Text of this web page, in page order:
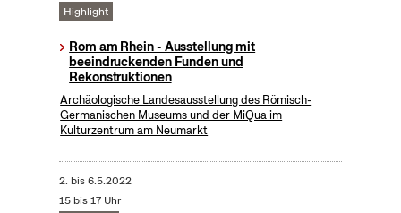
Highlight
Rom am Rhein - Ausstellung mit
beeindruckenden Funden und
Rekonstruktionen
Archäologische Landesausstellung des Römisch-
Germanischen Museums und der MiQua im
Kulturzentrum am Neumarkt
2. bis6.5.2022
15 bis 17 Uhr